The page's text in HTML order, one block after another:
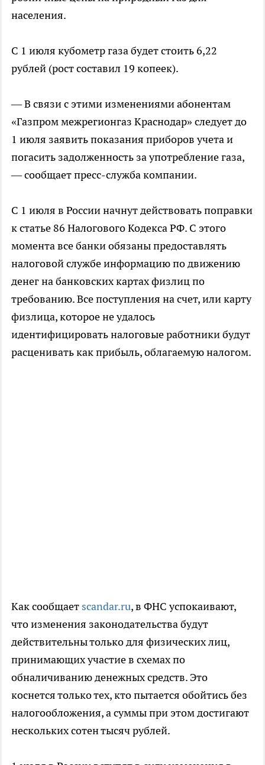
населения.
С 1 июля кубометр газа будет стоить 6,22
рублей (рост составил 19 копеек).
— В связи с этими изменениями абонентам
«Газпром межрегионгаз Краснодар» следует до
1 июля заявить показания приборов учета и
погасить задолженность за употребление газа,
— сообщает пресс-служба компании.
С 1 июля в России начнут действовать поправки
к статье 86 Налогового Кодекса РФ. С этого
момента все банки обязаны предоставлять
налоговой службе информацию по движению
денег на банковских картах физлиц по
требованию. Все поступления на счет, или карту
физлица, которое не удалось
идентифицировать налоговые работники будут
расценивать как прибыль, облагаемую налогом.
Как сообщает scandar.ru, в ФНС успокаивают,
что изменения законодательства будут
действительны только для физических лиц,
принимающих участие в схемах по
обналичиванию денежных средств. Это
коснется только тех, кто пытается обойтись без
налогообложения, а суммы при этом достигают
нескольких сотен тысяч рублей.